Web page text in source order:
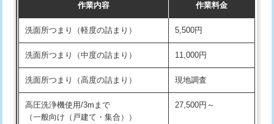
モルタル補修（厚さ10㎝まで） 27,500円
モルタル補修（厚さ10㎝超え） 38,500円
洗面台設置 38,500円
バスタブ設置 現場見積
追加人工 16,500円
持込商品取付（単水栓） 13,200円
持込商品取付（混合水栓） 16,500円
持込商品取付（浄水器・分岐水栓） 16,500円
給水管工事※（ホール加工) 16,500円
給水管工事※（バンド止め)
作業内容 作業料金
洗面所つまり（軽度の詰まり） 5,500円
洗面所つまり（中度の詰まり） 11,000円
洗面所つまり（高度の詰まり） 現地調査
高圧洗浄機使用/3mまで
（一般向け（戸建て・集合））
27,500円～